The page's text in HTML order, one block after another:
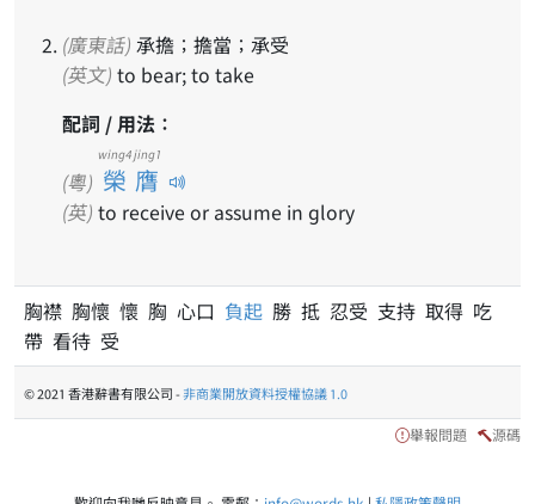
(廣東話) 承擔；擔當；承受
(英文) to bear; to take
配詞 / 用法：
(粵) 榮膺
wing4 jing1
(英) to receive or assume in glory
胸襟 胸懷 懷 胸 心口 負起 勝 抵 忍受 支持 取得 吃
帶 看待 受
© 2021 香港辭書有限公司 -非商業開放資料授權協議 1.0
舉報問題 源碼